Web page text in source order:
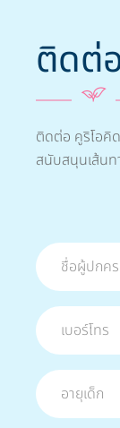
ติดต่
ติดต่อ คูริโอคิ
สนับสนุนเส้นท